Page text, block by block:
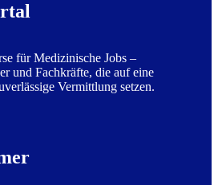
für Medizinische Jobs –
und Fachkräfte, die auf eine
Vermittlung setzen.